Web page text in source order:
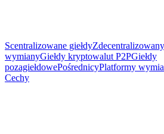
Scentralizowane giełdyZdecentralizowany
wymianyGiełdy kryptowalut P2PGiełdy
pozagiełdowePośrednicyPlatformy
Cechy